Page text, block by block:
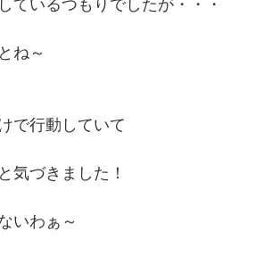
ているつもりでしたが・・・
ね～
で行動していて
気づきました！
いわぁ～